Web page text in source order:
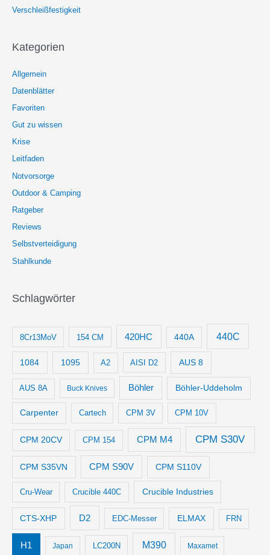
Verschleißfestigkeit
Kategorien
Allgemein
Datenblätter
Favoriten
Gut zu wissen
Krise
Leitfaden
Notvorsorge
Outdoor & Camping
Ratgeber
Reviews
Selbstverteidigung
Stahlkunde
Schlagwörter
8Cr13MoV 154 CM 420HC 440A 440C
1084 1095 A2 AISI D2 AUS 8
AUS 8A Buck Knives Böhler Böhler-Uddeholm
Carpenter Cartech CPM 3V CPM 10V
CPM 20CV CPM 154 CPM M4 CPM S30V
CPM S35VN CPM S90V CPM S110V
Cru-Wear Crucible 440C Crucible Industries
CTS-XHP D2 EDC-Messer ELMAX FRN
H1 Japan LC200N M390 Maxamet